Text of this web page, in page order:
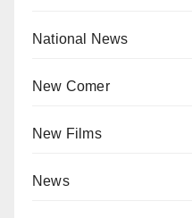
National News
New Comer
New Films
News